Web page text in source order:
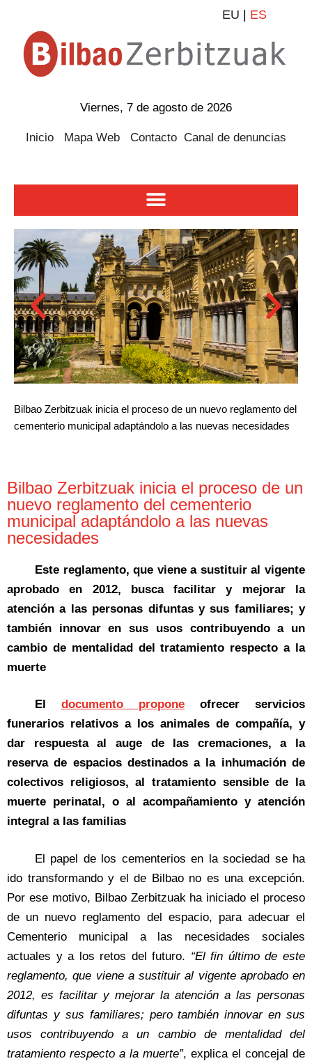
EU ES
Viernes, 7 de agosto de 2026
Inicio Mapa Web Contacto Canal de denuncias
Bilbao Zerbitzuak inicia el proceso de un nuevo reglamento del
cementerio municipal adaptándolo a las nuevas necesidades
Bilbao Zerbitzuak inicia el proceso de un
nuevo reglamento del cementerio
municipal adaptándolo a las nuevas
necesidades
Este reglamento, que viene a sustituir al vigente
aprobado en 2012, busca facilitar y mejorar la
atención a las personas difuntas y sus familiares; y
también innovar en sus usos contribuyendo a un
cambio de mentalidad del tratamiento respecto a la
muerte
El documento propone ofrecer servicios
funerarios relativos a los animales de compañía, y
dar respuesta al auge de las cremaciones, a la
reserva de espacios destinados a la inhumación de
colectivos religiosos, al tratamiento sensible de la
muerte perinatal, o al acompañamiento y atención
integral a las familias
El papel de los cementerios en la sociedad se ha
ido transformando y el de Bilbao no es una excepción.
Por ese motivo, Bilbao Zerbitzuak ha iniciado el proceso
de un nuevo reglamento del espacio, para adecuar el
Cementerio municipal a las necesidades sociales
actuales y a los retos del futuro. “El fin último de este
reglamento, que viene a sustituir al vigente aprobado en
2012, es facilitar y mejorar la atención a las personas
difuntas y sus familiares; pero también innovar en sus
usos contribuyendo a un cambio de mentalidad del
tratamiento respecto a la muerte”, explica el concejal de